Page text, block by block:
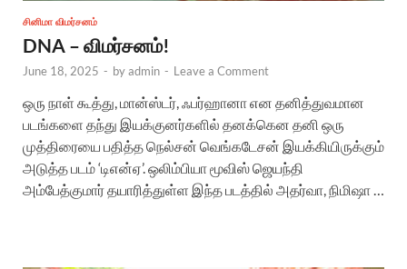
சினிமா விமர்சனம்
DNA – விமர்சனம்!
June 18, 2025 - byadmin - Leave a Comment
ஒரு நாள் கூத்து, மான்ஸ்டர், ஃபர்ஹானா என தனித்துவமான
படங்களை தந்து இயக்குனர்களில் தனக்கென தனி ஒரு
முத்திரையை பதித்த நெல்சன் வெங்கடேசன் இயக்கியிருக்கும்
அடுத்த படம் ‘டிஎன்ஏ’. ஒலிம்பியா மூவிஸ் ஜெயந்தி
அம்பேத்குமார் தயாரித்துள்ள இந்த படத்தில் அதர்வா, நிமிஷா …